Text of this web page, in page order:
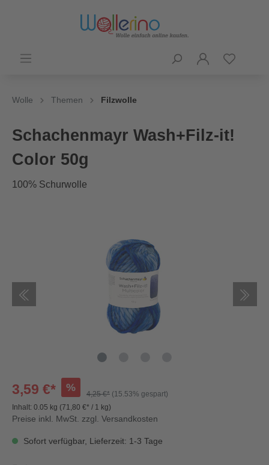
Wolle Themen Filzwolle
Schachenmayr Wash+Filz-it!
Color 50g
100% Schurwolle
3,59 €* %
4,25 €* (15.53% gespart)
Inhalt: 0.05 kg (71,80 €* / 1 kg)
Preise inkl. MwSt. zzgl. Versandkosten
Sofort verfügbar, Lieferzeit: 1-3 Tage